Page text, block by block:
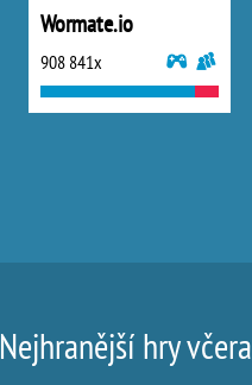
Wormate.io
908 841x
Nejhranější hry včera